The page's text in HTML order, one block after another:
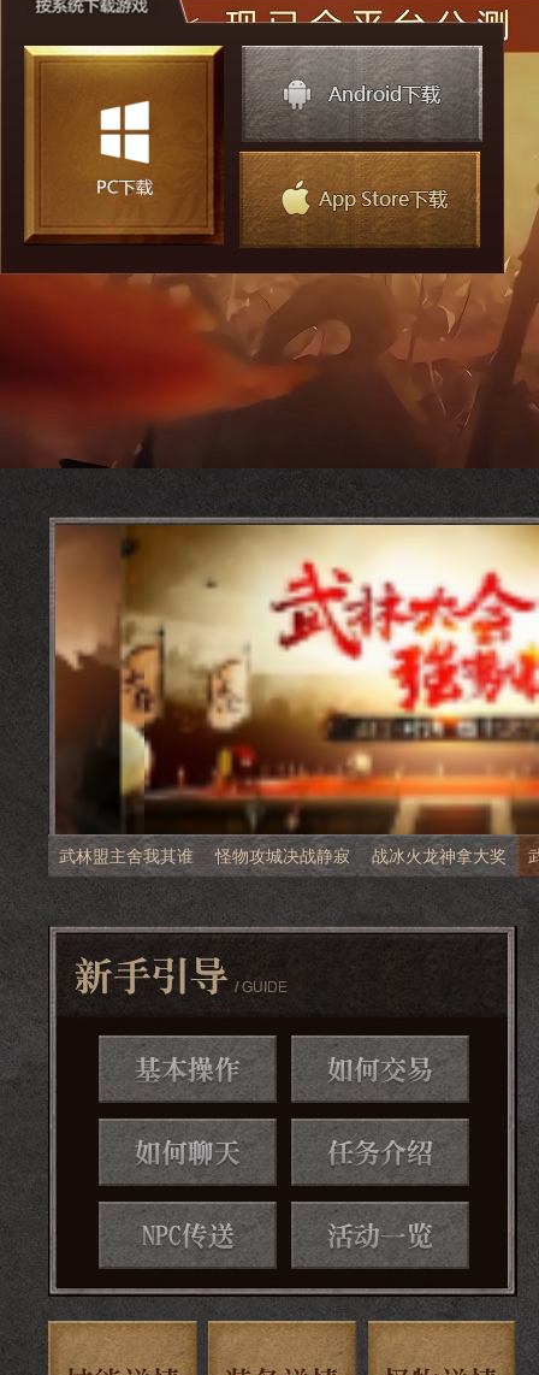
武林盟主舍我其谁 怪物攻城决战静寂 战冰火龙神拿大奖